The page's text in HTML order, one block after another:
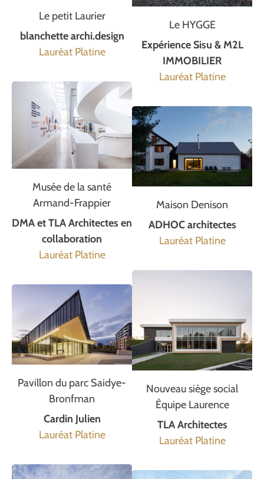
Le petit Laurier
blanchette archi.design
Lauréat Platine
Musée de la santé
Armand-Frappier
DMA et TLA Architectes en
collaboration
Lauréat Platine
Pavillon du parc Saidye-
Bronfman
Cardin Julien
Lauréat Platine
Le HYGGE
Expérience Sisu & M2L
IMMOBILIER
Lauréat Platine
Maison Denison
ADHOC architectes
Lauréat Platine
Nouveau siège social
Équipe Laurence
TLA Architectes
Lauréat Platine